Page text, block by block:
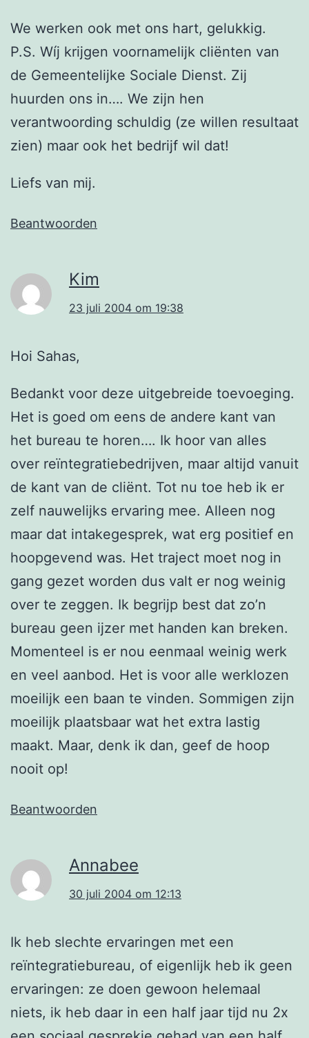
We werken ook met ons hart, gelukkig.
P.S. Wíj krijgen voornamelijk cliënten van
de Gemeentelijke Sociale Dienst. Zij
huurden ons in…. We zijn hen
verantwoording schuldig (ze willen resultaat
zien) maar ook het bedrijf wil dat!
Liefs van mij.
Beantwoorden
Kim
23 juli 2004 om 19:38
Hoi Sahas,
Bedankt voor deze uitgebreide toevoeging.
Het is goed om eens de andere kant van
het bureau te horen…. Ik hoor van alles
over reïntegratiebedrijven, maar altijd vanuit
de kant van de cliënt. Tot nu toe heb ik er
zelf nauwelijks ervaring mee. Alleen nog
maar dat intakegesprek, wat erg positief en
hoopgevend was. Het traject moet nog in
gang gezet worden dus valt er nog weinig
over te zeggen. Ik begrijp best dat zo’n
bureau geen ijzer met handen kan breken.
Momenteel is er nou eenmaal weinig werk
en veel aanbod. Het is voor alle werklozen
moeilijk een baan te vinden. Sommigen zijn
moeilijk plaatsbaar wat het extra lastig
maakt. Maar, denk ik dan, geef de hoop
nooit op!
Beantwoorden
Annabee
30 juli 2004 om 12:13
Ik heb slechte ervaringen met een
reïntegratiebureau, of eigenlijk heb ik geen
ervaringen: ze doen gewoon helemaal
niets, ik heb daar in een half jaar tijd nu 2x